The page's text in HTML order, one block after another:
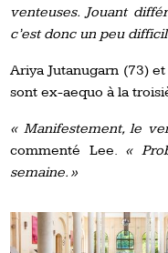
venteuses. Jouant
c’est donc un peu
Ariya Jutanugarn (73)
sont ex-aequo à la
« Manifestement, le
commenté Lee. «
semaine. »